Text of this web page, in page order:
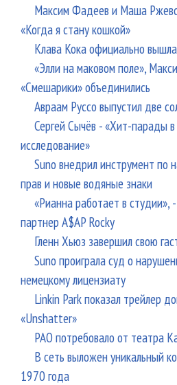
Максим Фадеев и Маша
«Когда я стану кошкой»
Клава Кока официально
«Элли на маковом поле»,
«Смешарики» объединились
Авраам Руссо выпустил две
Сергей Сычёв - «Хит-парады
исследование»
Suno внедрил инструмент по
прав и новые водяные знаки
«Рианна работает в студии»,
партнер A$AP Rocky
Гленн Хьюз завершил свою
Suno проиграла суд о
немецкому лицензиату
Linkin Park показал трейлер
«Unshatter»
РАО потребовало от театра
В сеть выложен уникальный
1970 года